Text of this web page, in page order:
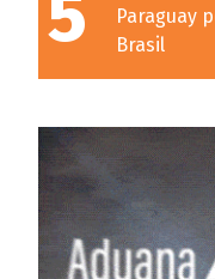
Paraguay
Brasil